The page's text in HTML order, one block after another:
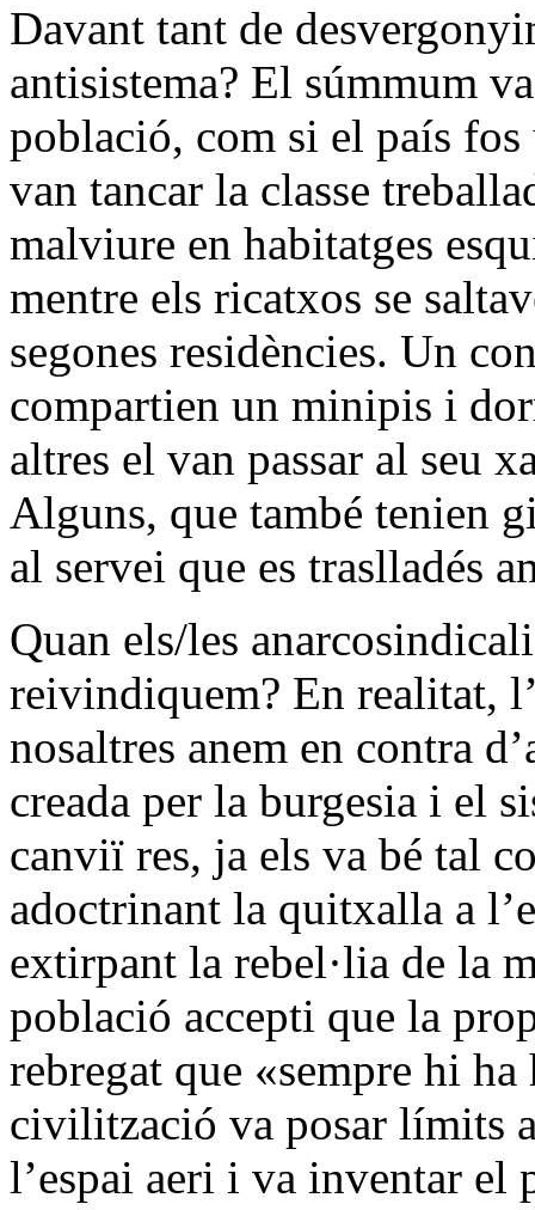
Davant tant de
antisistema? El súmmum
població, com si el país fos
van tancar la classe
malviure en habitatges
mentre els ricatxos se
segones residències. Un
compartien un minipis i
altres el van passar al seu
Alguns, que també tenien
al servei que es traslladés
Quan els/les
reivindiquem? En realitat,
nosaltres anem en contra
creada per la burgesia i el
canviï res, ja els va bé tal
adoctrinant la quitxalla a
extirpant la rebel·lia de la
població accepti que la
rebregat que «sempre hi
civilització va posar límits
l’espai aeri i va inventar el